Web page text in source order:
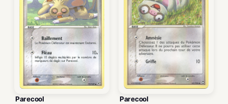
Parecool Parecool